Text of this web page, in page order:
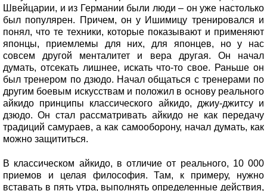
Швейцарии, и из Германии были люди – он уже настолько
был популярен. Причем, он у Ишимицу тренировался и
понял, что те техники, которые показывают и применяют
японцы, приемлемы для них, для японцев, но у нас
совсем другой менталитет и вера другая. Он начал
думать, отсекать лишнее, искать что-то свое. Раньше он
был тренером по дзюдо. Начал общаться с тренерами по
другим боевым искусствам и положил в основу реального
айкидо принципы классического айкидо, джиу-джитсу и
дзюдо. Он стал рассматривать айкидо не как передачу
традиций самураев, а как самооборону, начал думать, как
можно защититься.
В классическом айкидо, в отличие от реального, 10 000
приемов и целая философия. Там, к примеру, нужно
вставать в пять утра, выполнять определенные действия,